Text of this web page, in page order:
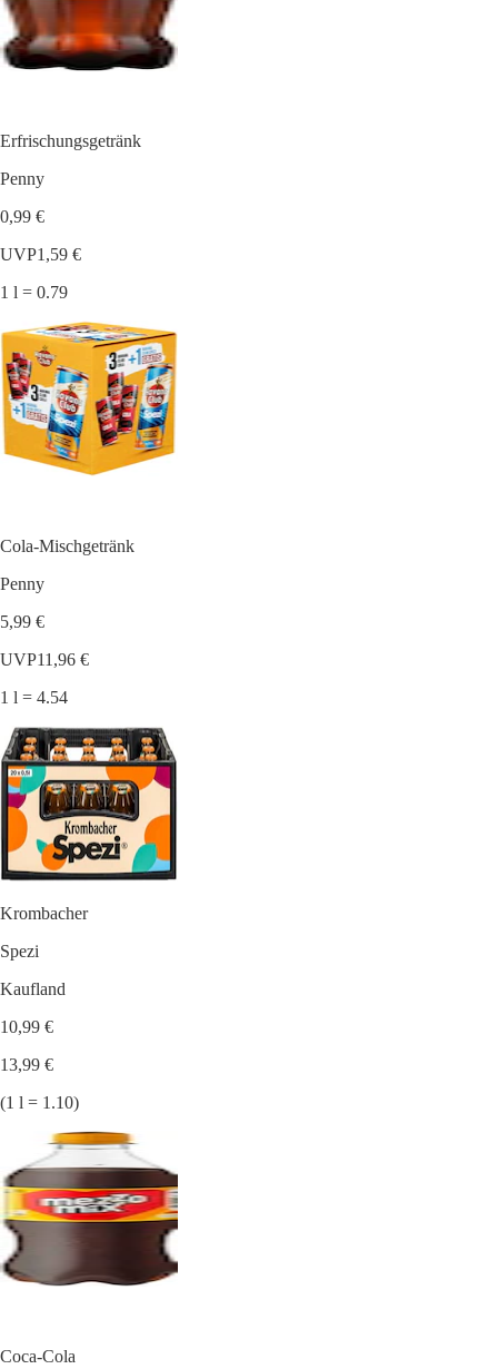
Erfrischungsgetränk
Penny
0,99 €
UVP1,59 €
1 l = 0.79
Cola-Mischgetränk
Penny
5,99 €
UVP11,96 €
1 l = 4.54
Krombacher
Spezi
Kaufland
10,99 €
13,99 €
(1 l = 1.10)
Coca-Cola